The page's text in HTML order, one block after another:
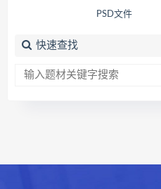
PSD文件
快速查找